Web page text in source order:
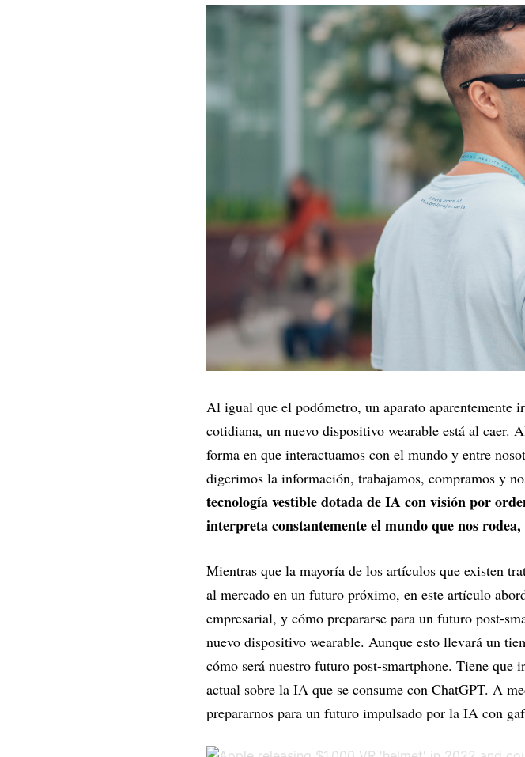
Al igual que el podómetro, un aparato aparentemente
cotidiana, un nuevo dispositivo wearable está al
forma en que interactuamos con el mundo y entre
digerimos la información, trabajamos, compramos y
tecnología vestible dotada de IA con visión por
interpreta constantemente el mundo que nos
Mientras que la mayoría de los artículos que existen
al mercado en un futuro próximo, en este artículo
empresarial, y cómo prepararse para un futuro post-
nuevo dispositivo wearable. Aunque esto llevará un
cómo será nuestro futuro post-smartphone. Tiene que
actual sobre la IA que se consume con ChatGPT. A
prepararnos para un futuro impulsado por la IA con